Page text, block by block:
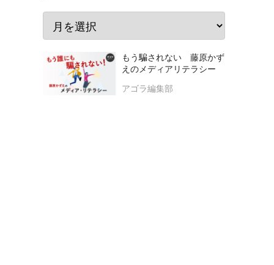
もう騙されない 藤原かず
えのメディアリテラシー
アゴラ編集部